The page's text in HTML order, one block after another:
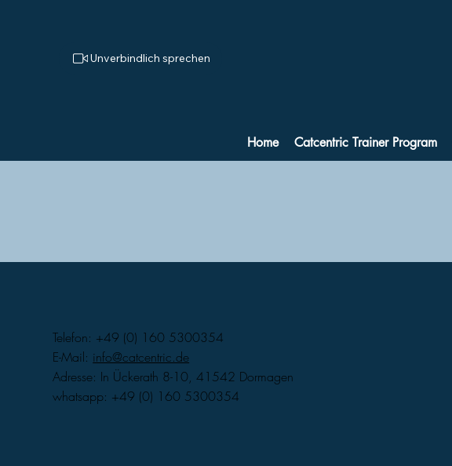
Unverbindlich sprechen
Home Catcentric Trainer Program
Telefon: +49 (0) 160 5300354
E-Mail: info@catcentric.de
Adresse: In Ückerath 8-10, 41542 Dormagen
whatsapp: +49 (0) 160 5300354